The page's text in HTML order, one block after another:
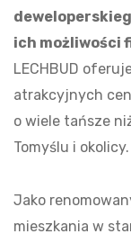
ich możliwości
LECHBUD
atrakcyjnych
o wiele tańsze
Tomyślu i okolicy.
Jako
mieszkania w